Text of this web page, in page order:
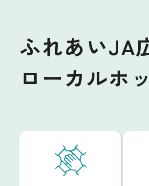
ふれあいJA
ローカルホ